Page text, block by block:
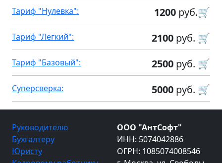
1200 руб.🛒
Тариф "Нулевка":
2100 руб. 🛒
Тариф "Легкий":
2500 руб. 🛒
Тариф "Базовый":
5000 руб. 🛒
Суперсверка:
Руководителю
Бухгалтеру
Юристу
ООО "АнтСофт"
ИНН: 5074042886
ОГРН: 1085074008546